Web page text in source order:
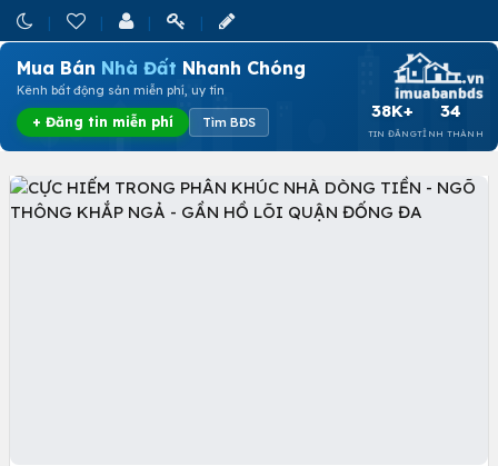
Mua Bán Nhà Đất Nhanh Chóng
Kênh bất động sản miễn phí, uy tín
+ Đăng tin miễn phí Tìm BĐS
38K+
TIN ĐĂNG
34
TỈNH THÀNH